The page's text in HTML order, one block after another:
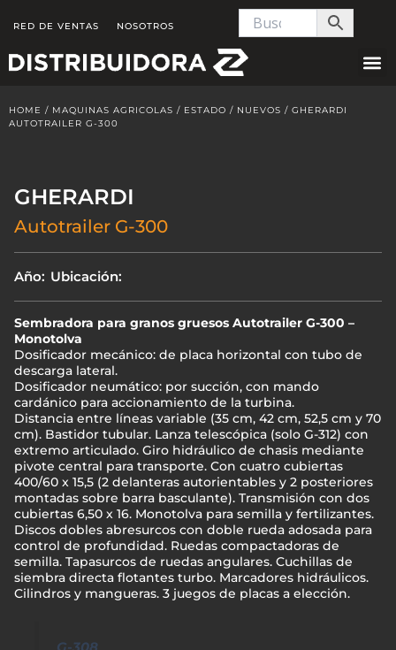
content
RED DE VENTAS NOSOTROS
HOME / MAQUINAS AGRICOLAS / ESTADO / NUEVOS / GHERARDI
AUTOTRAILER G-300
GHERARDI
Autotrailer G-300
Año: Ubicación:
Sembradora para granos gruesos Autotrailer G-300 –
Monotolva
Dosificador mecánico: de placa horizontal con tubo de
descarga lateral.
Dosificador neumático: por succión, con mando
cardánico para accionamiento de la turbina.
Distancia entre líneas variable (35 cm, 42 cm, 52,5 cm y 70
cm). Bastidor tubular. Lanza telescópica (solo G-312) con
extremo articulado. Giro hidráulico de chasis mediante
pivote central para transporte. Con cuatro cubiertas
400/60 x 15,5 (2 delanteras autorientables y 2 posteriores
montadas sobre barra basculante). Transmisión con dos
cubiertas 6,50 x 16. Monotolva para semilla y fertilizantes.
Discos dobles abresurcos con doble rueda adosada para
control de profundidad. Ruedas compactadoras de
semilla. Tapasurcos de ruedas angulares. Cuchillas de
siembra directa flotantes turbo. Marcadores hidráulicos.
Cilindros y mangueras. 3 juegos de placas a elección.